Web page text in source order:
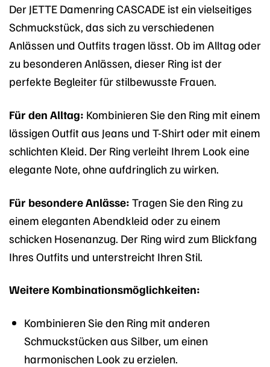
Der JETTE Damenring CASCADE ist ein vielseitiges
Schmuckstück, das sich zu verschiedenen
Anlässen und Outfits tragen lässt. Ob im Alltag oder
zu besonderen Anlässen, dieser Ring ist der
perfekte Begleiter für stilbewusste Frauen.
Für den Alltag: Kombinieren Sie den Ring mit einem
lässigen Outfit aus Jeans und T-Shirt oder mit einem
schlichten Kleid. Der Ring verleiht Ihrem Look eine
elegante Note, ohne aufdringlich zu wirken.
Für besondere Anlässe: Tragen Sie den Ring zu
einem eleganten Abendkleid oder zu einem
schicken Hosenanzug. Der Ring wird zum Blickfang
Ihres Outfits und unterstreicht Ihren Stil.
Weitere Kombinationsmöglichkeiten:
Kombinieren Sie den Ring mit anderen
Schmuckstücken aus Silber, um einen
harmonischen Look zu erzielen.